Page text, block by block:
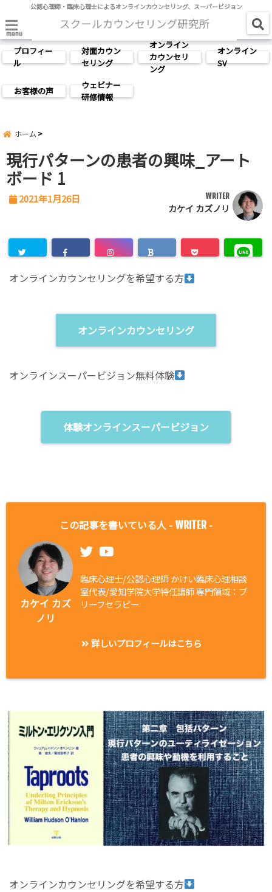
公認心理師・臨床心理士によるオンラインカウンセリング、スーパービジョン
menu
プロフィー
ル
対面カウン
セリング
オンライン
カウンセリ
ング
オンライン
SV
お客様の声
ウェビナー
研修情報
ホーム
現行パターンの患者の興味_アート
ボード 1
2021年1月26日 WRITER
カケイ カズノリ
オンラインカウンセリングを希望する方
オンラインカウンセリング
オンラインスーパービジョン無料体験
体験オンラインスーパービジョン
この記事を書いている人 - WRITER -
カケイ カズ
ノリ
臨床心理士/公認心理師 かけい臨床心理相談
室代表/愛知学院大学特任講師 専門領域：ブ
リーフセラピー
詳しいプロフィールはこちら
オンラインカウンセリングを希望する方